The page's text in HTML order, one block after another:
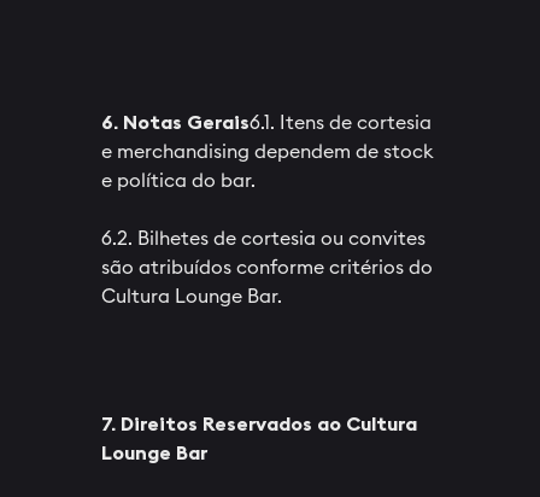
6. Notas Gerais6.1. Itens de cortesia
e merchandising dependem de stock
e política do bar.
6.2. Bilhetes de cortesia ou convites
são atribuídos conforme critérios do
Cultura Lounge Bar.
7. Direitos Reservados ao Cultura
Lounge Bar